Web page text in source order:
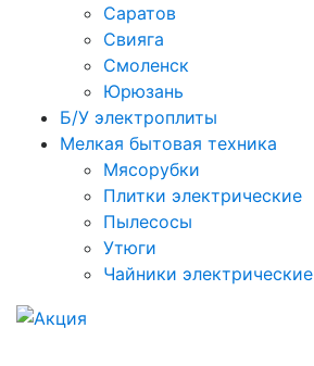
Саратов
Свияга
Смоленск
Юрюзань
Б/У электроплиты
Мелкая бытовая техника
Мясорубки
Плитки электрические
Пылесосы
Утюги
Чайники электрические